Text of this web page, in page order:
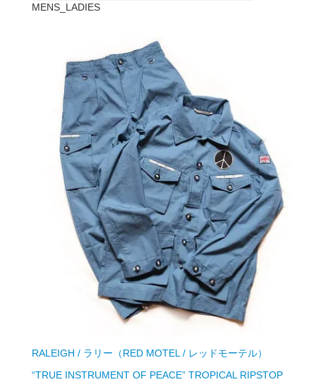
MENS_LADIES
RALEIGH / ラリー（RED MOTEL / レッドモーテル）
“TRUE INSTRUMENT OF PEACE” TROPICAL RIPSTOP